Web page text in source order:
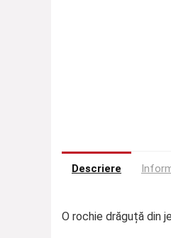
Descriere
O rochie drăguță din